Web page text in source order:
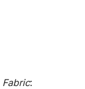
Fabric: